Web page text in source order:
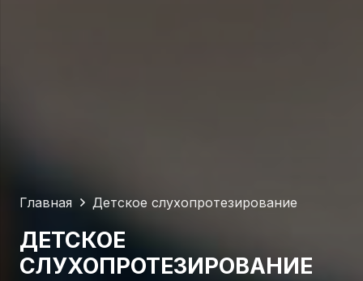
Главная Детское слухопротезирование
ДЕТСКОЕ
СЛУХОПРОТЕЗИРОВАНИЕ